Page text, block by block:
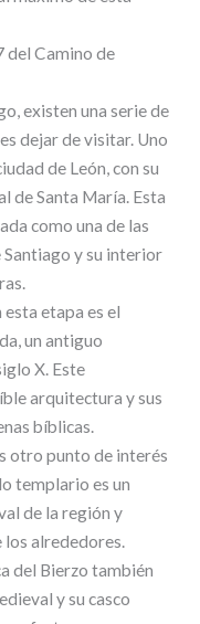
del Camino de
existen una serie de
dejar de visitar. Uno
de León, con su
de Santa María. Esta
como una de las
y su interior
etapa es el
un antiguo
X. Este
arquitectura y sus
bíblicas.
otro punto de interés
templario es un
de la región y
alrededores.
del Bierzo también
y su casco